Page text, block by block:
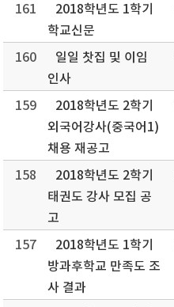
161
2018학년도 1학기
학교신문
160
일일 찻집 및 이임
인사
159
2018학년도 2학기
외국어강사(중국어1)
채용 재공고
158
2018학년도 2학기
태권도 강사 모집 공
고
157
2018학년도 1학기
방과후학교 만족도 조
사 결과